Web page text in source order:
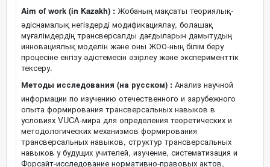
Aim of work (in Kazakh) : Жобаның мақсаты теориялық-
әдіснамалық негіздерді модификациялау, болашақ
мұғалімдердің трансверсалды дағдыларын дамытудың
инновациялық моделін және оны ЖОО-ның білім беру
процесіне енгізу әдістемесін әзірлеу және эксперименттік
тексеру.
Методы исследования (на русском) : Анализ научной
информации по изучению отечественного и зарубежного
опыта формирования трансверсальных навыков в
условиях VUCA-мира для определения теоретических и
методологических механизмов формирования
трансверсальных навыков, структур трансверсальных
навыков у будущих учителей, изучение, систематизация и
Форсайт-исследование нормативно-правовых актов,